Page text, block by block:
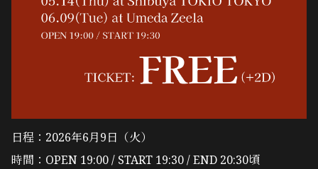
日程：2026年6月9日（火）
時間：OPEN 19:00 / START 19:30 / END 20:30頃